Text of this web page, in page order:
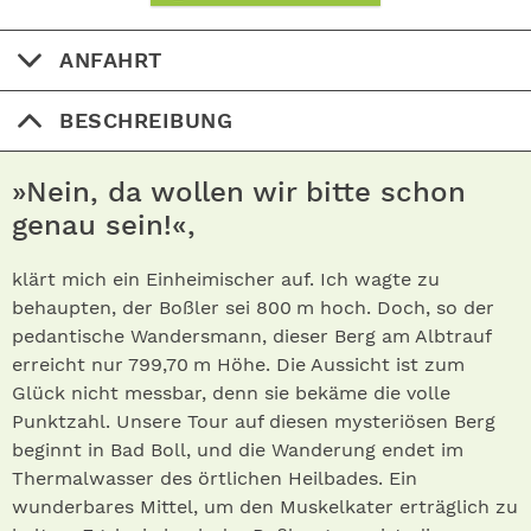
ANFAHRT
BESCHREIBUNG
»Nein, da wollen wir bitte schon
genau sein!«,
klärt mich ein Einheimischer auf. Ich wagte zu
behaupten, der Boßler sei 800 m hoch. Doch, so der
pedantische Wandersmann, dieser Berg am Albtrauf
erreicht nur 799,70 m Höhe. Die Aussicht ist zum
Glück nicht messbar, denn sie bekäme die volle
Punktzahl. Unsere Tour auf diesen mysteriösen Berg
beginnt in Bad Boll, und die Wanderung endet im
Thermalwasser des örtlichen Heilbades. Ein
wunderbares Mittel, um den Muskelkater erträglich zu